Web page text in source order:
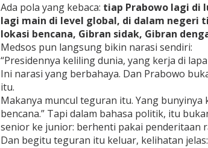
Ada pola yang kebaca: tiap Prabowo lagi di
lagi main di level global, di dalam negeri
lokasi bencana, Gibran sidak, Gibran
Medsos pun langsung bikin narasi sendiri:
“Presidennya keliling dunia, yang kerja di
Ini narasi yang berbahaya. Dan Prabowo
itu.
Makanya muncul teguran itu. Yang bunyinya
bencana.” Tapi dalam bahasa politik, itu
senior ke junior: berhenti pakai penderitaan
Dan begitu teguran itu keluar, kelihatan